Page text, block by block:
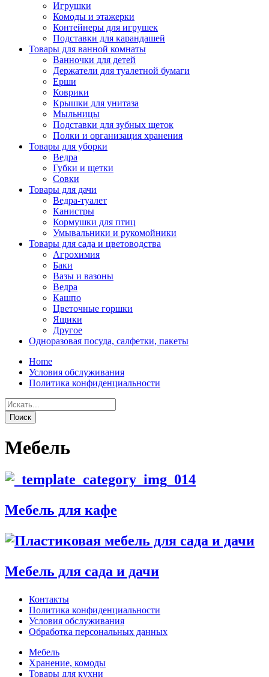
Игрушки
Комоды и этажерки
Контейнеры для игрушек
Подставки для карандашей
Товары для ванной комнаты
Ванночки для детей
Держатели для туалетной бумаги
Ерши
Коврики
Крышки для унитаза
Мыльницы
Подставки для зубных щеток
Полки и организация хранения
Товары для уборки
Ведра
Губки и щетки
Совки
Товары для дачи
Ведра-туалет
Канистры
Кормушки для птиц
Умывальники и рукомойники
Товары для сада и цветоводства
Агрохимия
Баки
Вазы и вазоны
Ведра
Кашпо
Цветочные горшки
Ящики
Другое
Одноразовая посуда, салфетки, пакеты
Home
Условия обслуживания
Политика конфиденциальности
Мебель
Мебель для кафе
Мебель для сада и дачи
Контакты
Политика конфиденциальности
Условия обслуживания
Обработка персональных данных
Мебель
Хранение, комоды
Товары для кухни